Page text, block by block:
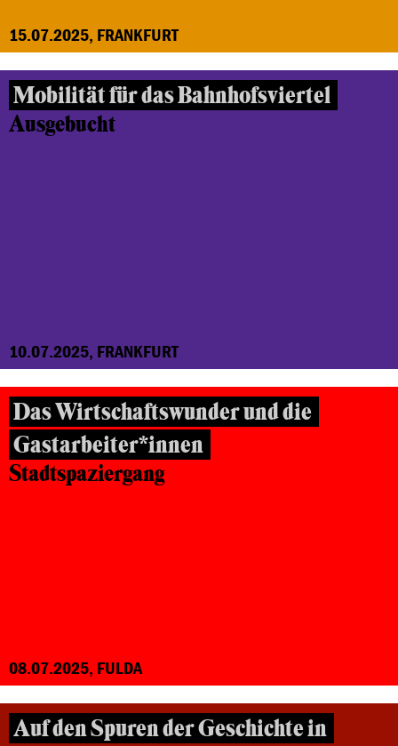
15.07.2025, FRANKFURT
Mobilität für das Bahnhofsviertel
Ausgebucht
10.07.2025, FRANKFURT
Das Wirtschaftswunder und die
Gastarbeiter*innen
Stadtspaziergang
08.07.2025, FULDA
Auf den Spuren der Geschichte in